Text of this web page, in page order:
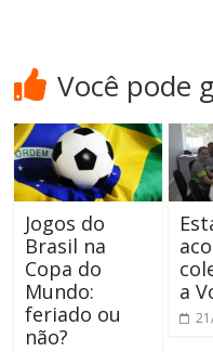
Você pode
Jogos do
Brasil na
Copa do
Mundo:
feriado ou
não?
a